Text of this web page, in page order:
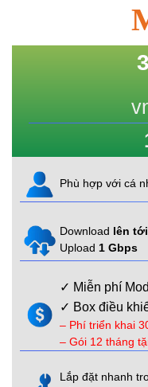
Phù hợp với cá
Download lên
Upload 1 Gbps
✓ Miễn phí
✓ Box điều
– Phí triển khai
– Gói 12 tháng
Lắp đặt nhanh